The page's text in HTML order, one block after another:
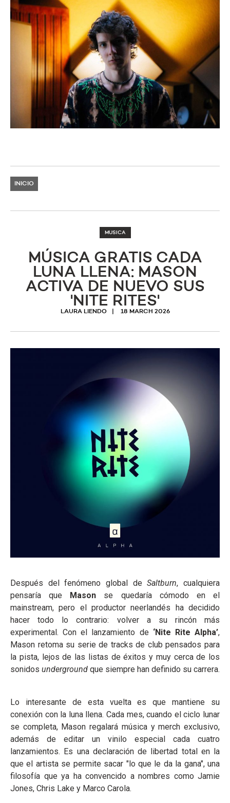
INICIO
MUSICA
MÚSICA GRATIS CADA
LUNA LLENA: MASON
ACTIVA DE NUEVO SUS
'NITE RITES'
LAURA LIENDO 18 MARCH 2026
Después del fenómeno global deSaltburn, cualquiera
pensaría que Mason se quedaría cómodo en el
mainstream, pero el productor neerlandés ha decidido
hacer todo lo contrario: volver a su rincón más
experimental. Con el lanzamiento de ‘Nite Rite Alpha’,
Mason retoma su serie de tracks de club pensados para
la pista, lejos de las listas de éxitos y muy cerca de los
sonidos underground que siempre han definido su carrera.
Lo interesante de esta vuelta es que mantiene su
conexión con la luna llena. Cada mes, cuando el ciclo lunar
se completa, Mason regalará música y merch exclusivo,
además de editar un vinilo especial cada cuatro
lanzamientos. Es una declaración de libertad total en la
que el artista se permite sacar "lo que le da la gana", una
filosofía que ya ha convencido a nombres como Jamie
Jones, Chris Lake y Marco Carola.